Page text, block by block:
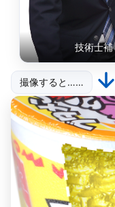
技術士
撮像すると……